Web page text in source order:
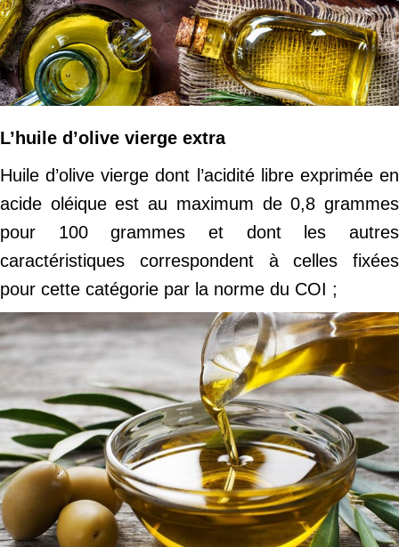
L’huile d’olive vierge extra
Huile d’olive vierge dont l’acidité libre exprimée en
acide oléique est au maximum de 0,8 grammes
pour 100 grammes et dont les autres
caractéristiques correspondent à celles fixées
pour cette catégorie par la norme du COI ;